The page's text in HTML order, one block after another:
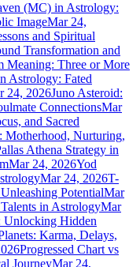
(MC) in Astrology:
ImageMar 24,
and Spiritual
Transformation and
Meaning: Three or More
Astrology: Fated
24, 2026Juno Asteroid:
ConnectionsMar
and Sacred
Motherhood, Nurturing,
Athena Strategy in
Mar 24, 2026Yod
Mar 24, 2026T-
PotentialMar
in AstrologyMar
Unlocking Hidden
Karma, Delays,
Progressed Chart vs
JourneyMar 24,